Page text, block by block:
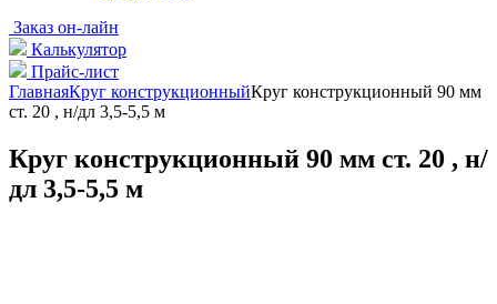
Заказ он-лайн
Калькулятор
Прайс-лист
ГлавнаяКруг конструкционныйКруг конструкционный 90 мм
ст. 20 , н/дл 3,5-5,5 м
Круг конструкционный 90 мм ст. 20 , н/
дл 3,5-5,5 м